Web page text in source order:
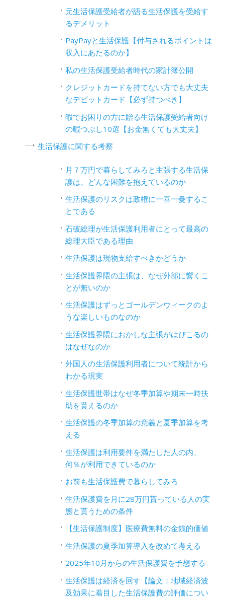
元生活保護受給者が語る生活保護を受給す
るデメリット
PayPayと生活保護【付与されるポイントは
収入にあたるのか】
私の生活保護受給者時代の家計簿公開
クレジットカードを持てない方でも大丈夫
なデビットカード【必ず持つべき】
暇でお困りの方に贈る生活保護受給者向け
の暇つぶし10選【お金無くても大丈夫】
生活保護に関する考察
月７万円で暮らしてみろと主張する生活保
護は、どんな困難を抱えているのか
生活保護のリスクは政権に一喜一憂するこ
とである
石破総理が生活保護利用者にとって最高の
総理大臣である理由
生活保護は現物支給すべきかどうか
生活保護界隈の主張は、なぜ外部に響くこ
とが無いのか
生活保護はずっとゴールデンウィークのよ
うな楽しいものなのか
生活保護界隈におかしな主張がはびこるの
はなぜなのか
外国人の生活保護利用者について統計から
わかる現実
生活保護世帯はなぜ冬季加算や期末一時扶
助を貰えるのか
生活保護の冬季加算の意義と夏季加算を考
える
生活保護は利用要件を満たした人の内、
何％が利用できているのか
お前も生活保護費で暮らしてみろ
生活保護費を月に28万円貰っている人の実
態と貰うための条件
【生活保護制度】医療費無料の金銭的価値
生活保護の夏季加算導入を改めて考える
2025年10月からの生活保護費を予想する
生活保護は経済を回す【論文：地域経済波
及効果に着目した生活保護費の評価につい